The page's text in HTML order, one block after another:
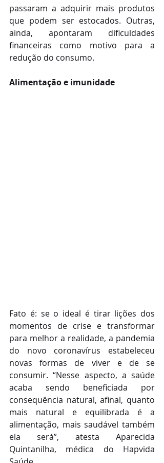
passaram a adquirir mais produtos
que podem ser estocados. Outras,
ainda, apontaram dificuldades
financeiras como motivo para a
redução do consumo.
Alimentação e imunidade
Fato é: se o ideal é tirar lições dos
momentos de crise e transformar
para melhor a realidade, a pandemia
do novo coronavírus estabeleceu
novas formas de viver e de se
consumir. “Nesse aspecto, a saúde
acaba sendo beneficiada por
consequência natural, afinal, quanto
mais natural e equilibrada é a
alimentação, mais saudável também
ela será”, atesta Aparecida
Quintanilha, médica do Hapvida